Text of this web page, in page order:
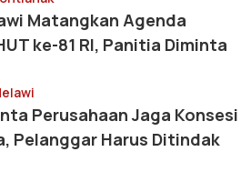
Matangkan Agenda
ke-81 RI, Panitia Diminta
Perusahaan Jaga Konsesi
Pelanggar Harus Ditindak